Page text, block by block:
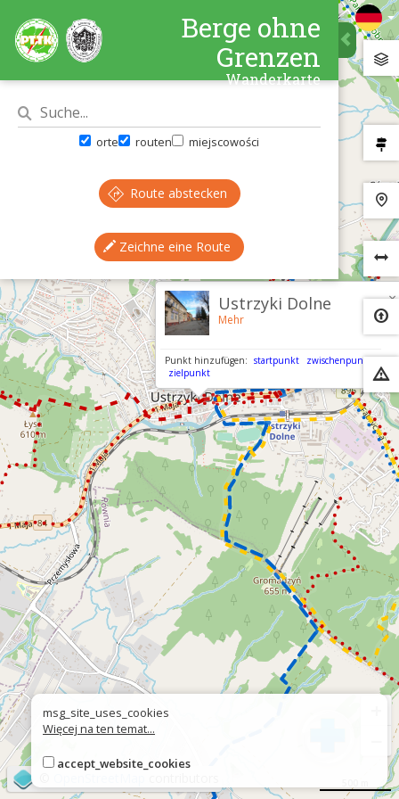
×
Ustrzyki Dolne
Mehr
Punkt hinzufügen: startpunkt
zwischenpunkt
zielpunkt
Berge ohne
Grenzen
Wanderkarte
orte routen miejscowości
Route abstecken
Zeichne eine Route
msg_site_uses_cookies
Więcej na ten temat...
accept_website_cookies